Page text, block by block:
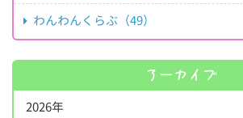
わんわんくらぶ（49）
アーカイブ
2026年